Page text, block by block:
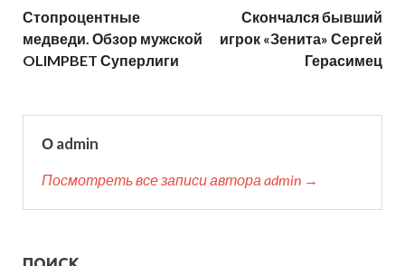
Стопроцентные
медведи. Обзор мужской
OLIMPBET Суперлиги
Скончался бывший
игрок «Зенита» Сергей
Герасимец
О admin
Посмотреть все записи автора admin →